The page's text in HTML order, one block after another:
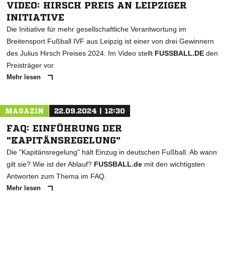
VIDEO: HIRSCH PREIS AN LEIPZIGER
INITIATIVE
Die Initiative für mehr gesellschaftliche Verantwortung im
Breitensport Fußball IVF aus Leipzig ist einer von drei Gewinnern
des Julius Hirsch Preises 2024. Im Video stellt FUSSBALL.DE den
Preisträger vor.
Mehr lesen
MAGAZIN 22.09.2024 | 12:30
FAQ: EINFÜHRUNG DER
"KAPITÄNSREGELUNG"
Die "Kapitänsregelung" hält Einzug in deutschen Fußball. Ab wann
gilt sie? Wie ist der Ablauf? FUSSBALL.de mit den wichtigsten
Antworten zum Thema im FAQ.
Mehr lesen